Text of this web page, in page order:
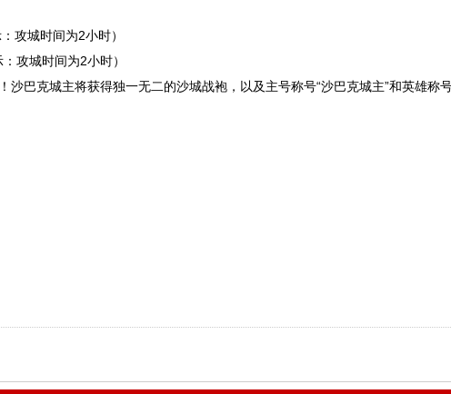
攻城时间为2小时）
攻城时间为2小时）
巴克城主将获得独一无二的沙城战袍，以及主号称号“沙巴克城主”和英雄称